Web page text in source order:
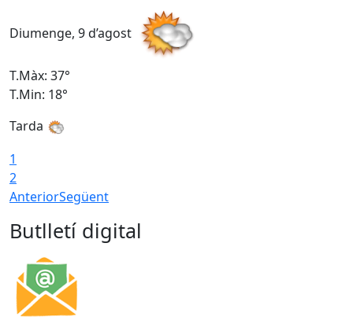
Diumenge, 9 d’agost
T.Màx: 37°
T.Min: 18°
Tarda
1
2
AnteriorSegüent
Butlletí digital